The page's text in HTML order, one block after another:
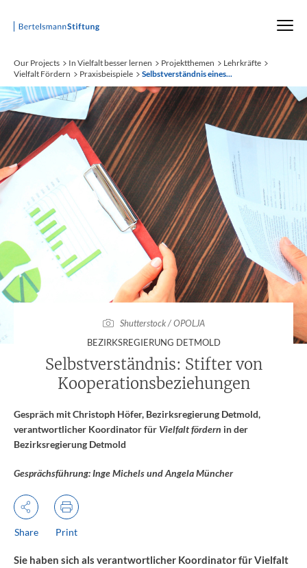
Startseite
Our Projects In Vielfalt besser lernen Projektthemen
Lehrkräfte
Vielfalt Fördern
Praxisbeispiele Selbstverständnis eines...
Shutterstock / OPOLJA
BEZIRKSREGIERUNG DETMOLD:
Selbstverständnis: Stifter von
Kooperationsbeziehungen
Gespräch mit Christoph Höfer, Bezirksregierung Detmold,
verantwortlicher Koordinator für Vielfalt fördern in der
Bezirksregierung Detmold
Gesprächsführung: Inge Michels und Angela Müncher
Share Print
Sie haben sich als verantwortlicher Koordinator für Vielfalt